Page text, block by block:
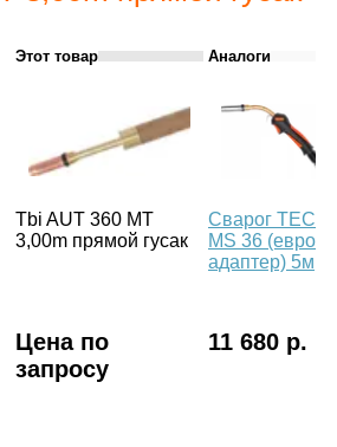
Этот товар Аналоги
Tbi AUT 360 МТ
3,00m прямой гусак
Сварог TECH
MS 36 (евро
адаптер) 5м
Цена по
запросу
11 680 р.